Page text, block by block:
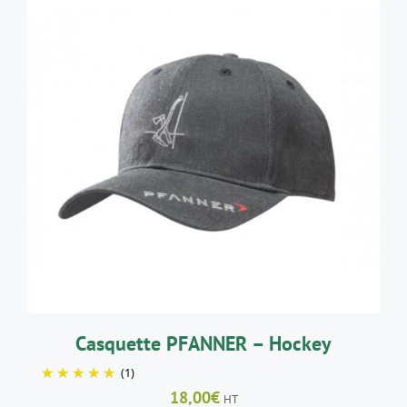
AJOUTER AU PANIER / DÉTAILS
Casquette PFANNER – Hockey
(1)
18,00€ HT